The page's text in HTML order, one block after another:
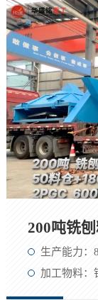
200吨铣
生产能力：
加工物料：